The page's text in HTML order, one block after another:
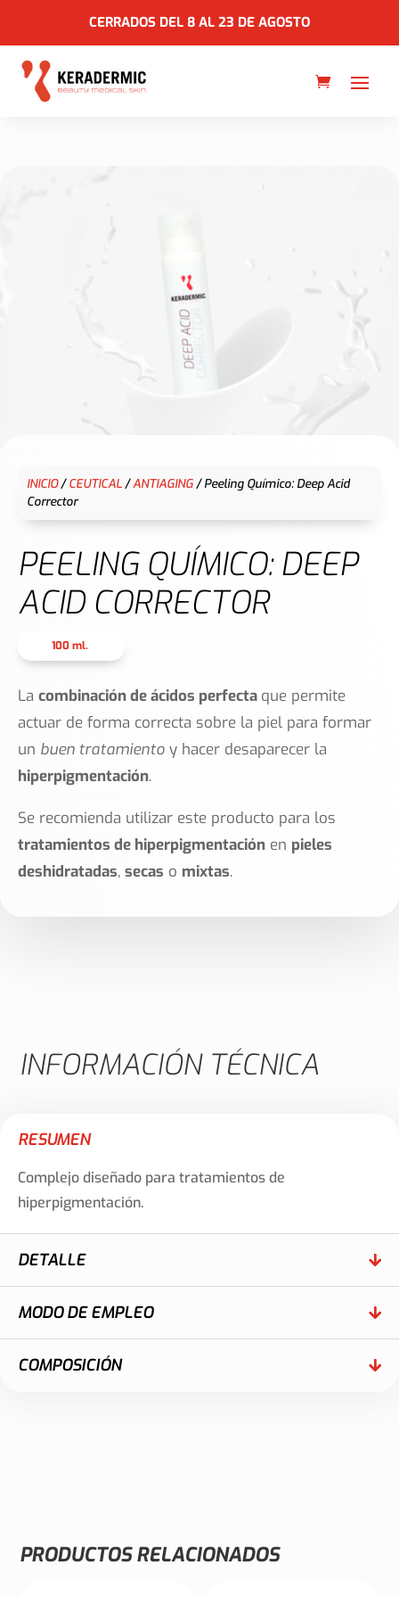
CERRADOS DEL 8 AL 23 DE AGOSTO
INICIO/CEUTICAL/ANTIAGING/ Peeling Químico: Deep Acid
Corrector
PEELING QUÍMICO: DEEP
ACID CORRECTOR
100 ml.
La combinación de ácidos perfecta que permite
actuar de forma correcta sobre la piel para formar
un buen tratamiento y hacer desaparecer la
hiperpigmentación.
Se recomienda utilizar este producto para los
tratamientos de hiperpigmentación en pieles
deshidratadas, secas o mixtas.
INFORMACIÓN TÉCNICA
RESUMEN
Complejo diseñado para tratamientos de
hiperpigmentación.
DETALLE
MODO DE EMPLEO
COMPOSICIÓN
PRODUCTOS RELACIONADOS